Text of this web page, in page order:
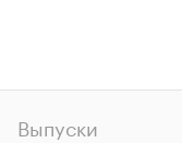
Выпуски